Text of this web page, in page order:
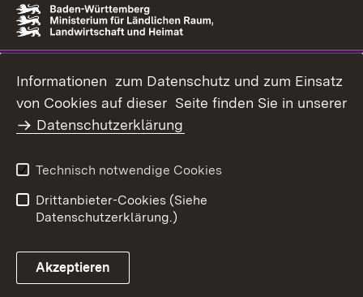
Informationen zum Datenschutz und zum Einsatz
von Cookies auf dieser Seite finden Sie in unserer
Datenschutzerklärung
Technisch notwendige Cookies
Drittanbieter-Cookies (Siehe
Datenschutzerklärung.)
Akzeptieren